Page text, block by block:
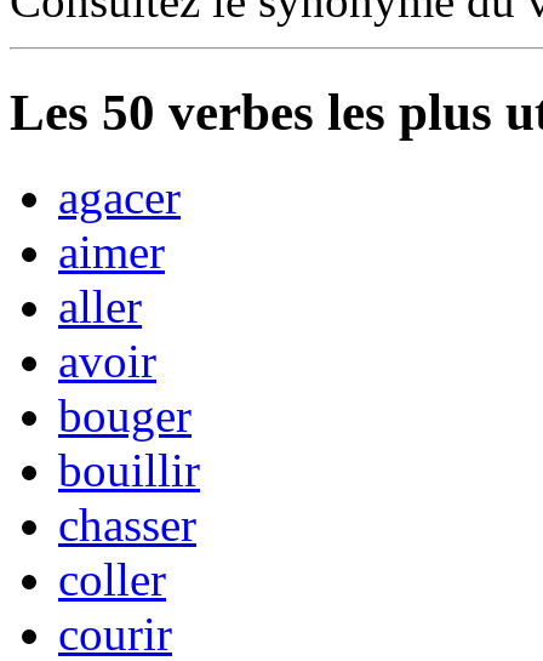
Les 50 verbes les plus
agacer
aimer
aller
avoir
bouger
bouillir
chasser
coller
courir